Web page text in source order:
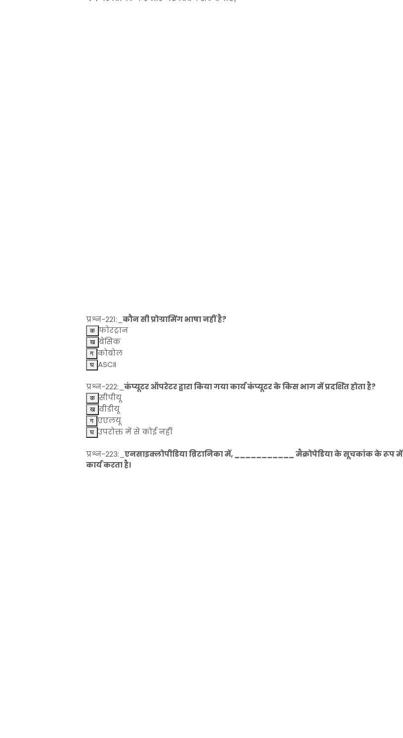
प्रश्न-221:_ कौन सी प्रोग्रामिंग भाषा नहीं है?
फोरट्रान
बेसिक
कोबोल
ASCII
प्रश्न-222:_ कंप्यूटर ऑपरेटर द्वारा किया गया कार्य कंप्यूटर के किस भाग में प्रदर्शित होता है?
सीपीयू
वीडीयू
एएलयू
उपरोक्त में से कोई नहीं
प्रश्न-223:_ एनसाइक्लोपीडिया ब्रिटानिका में, ___________ मैक्रोपेडिया के सूचकांक के रूप में
कार्य करता है।